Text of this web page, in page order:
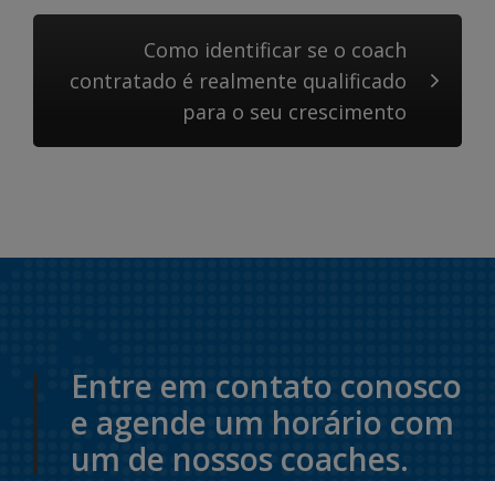
Como identificar se o coach
contratado é realmente qualificado
para o seu crescimento
Entre em contato conosco
e agende um horário com
um de nossos coaches.